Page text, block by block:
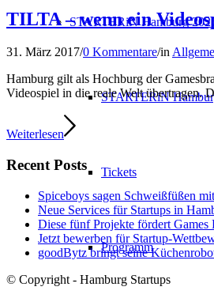
STARTERiN Hamburg
STARTERiN
Tickets
Programm
TILTA – wenn ein
31. März 2017/0 Kommentare/in
Hamburg gilt als Hochburg der
Videospiel in die reale Welt übertragen.
Weiterlesen
Recent Posts
Spiceboys sagen Schweißfüßen
Neue Services für Startups in
Diese fünf Projekte fördert
Jetzt bewerben für Startup-
goodBytz bringt seine
© Copyright - Hamburg Startups